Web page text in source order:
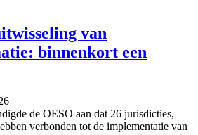
van
binnenkort een
de OESO aan dat 26 jurisdicties,
verbonden tot de implementatie van